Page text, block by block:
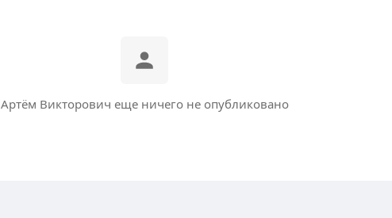
Артём Викторович еще ничего не опубликовано